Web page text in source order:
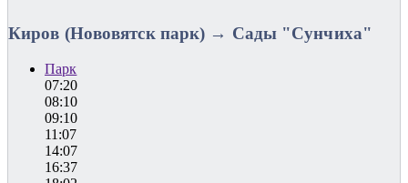
Киров (Нововятск парк) → Сады "Сунчиха"
Парк
07:20
08:10
09:10
11:07
14:07
16:37